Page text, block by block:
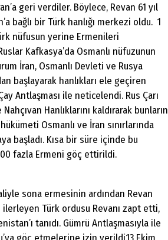
geri verdiler. Böylece, Revan 61 yıl
bağlı bir Türk hanlığı merkezi oldu. 1
nüfusun yerine Ermenileri
Kafkasya’da Osmanlı nüfuzunun
İran, Osmanlı Devleti ve Rusya
başlayarak hanlıkları ele geçiren
Antlaşması ile neticelendi. Rus Çarı
Hanlıklarını kaldırarak bunların
Osmanlı ve İran sınırlarında
başladı. Kısa bir süre içinde bu
fazla Ermeni göç ettirildi.
sona ermesinin ardından Revan
ilerleyen Türk ordusu Revanı zapt etti,
tanıdı. Gümrü Antlaşmasıyla ile